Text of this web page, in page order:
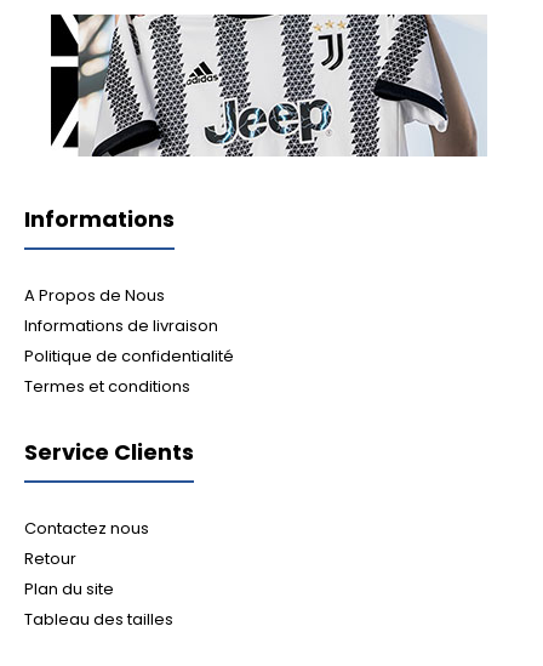
Informations
A Propos de Nous
Informations de livraison
Politique de confidentialité
Termes et conditions
Service Clients
Contactez nous
Retour
Plan du site
Tableau des tailles